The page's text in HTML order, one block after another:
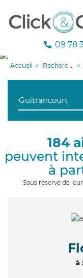
09 78
Accueil Recherche aide à domicile
184
peuvent
à
Sous réserve de
à